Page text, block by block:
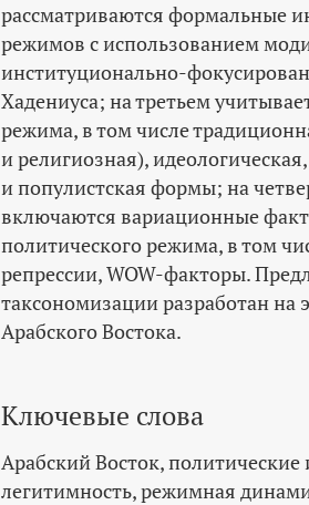
рассматриваются формальные
режимов с использованием
институционально-­
Хадениуса; на третьем
режима, в том числе
и религиозная),
и популистская формы; на
включаются вариационные
политического режима, в том
репрессии, WOW-факторы.
таксономизации разработан на
Арабского Востока.
Ключевые слова
Арабский Восток политические
легитимность режимная